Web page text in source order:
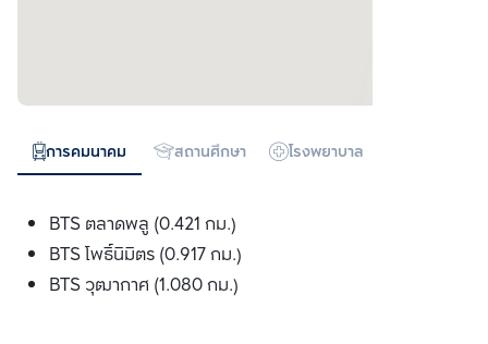
การคมนาคม สถานศึกษา โรงพยาบาล
BTS ตลาดพลู (0.421 กม.)
BTS โพธ์ินิมิตร (0.917 กม.)
BTS วุฒากาศ (1.080 กม.)